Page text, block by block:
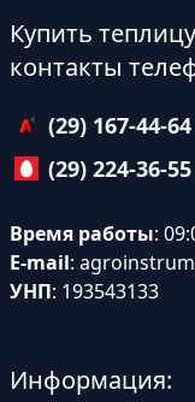
Купить
контакты
(29) 167-44-64
(29) 224-36-55
Время работы:
E-mail:
УНП: 193543133
Информация: